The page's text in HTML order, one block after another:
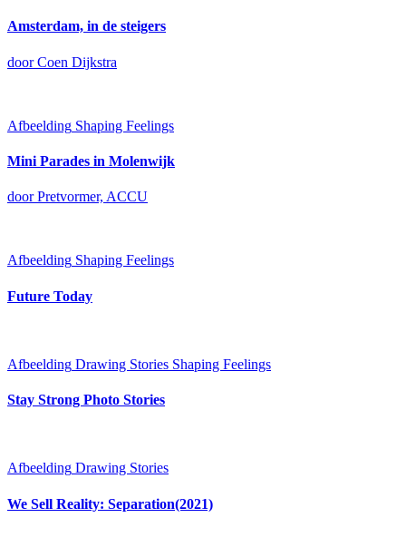
Amsterdam, in de steigers
door Coen Dijkstra
Afbeelding Shaping Feelings
Mini Parades in Molenwijk
door Pretvormer, ACCU
Afbeelding Shaping Feelings
Future Today
Afbeelding Drawing Stories Shaping Feelings
Stay Strong Photo Stories
Afbeelding Drawing Stories
We Sell Reality: Separation(2021)